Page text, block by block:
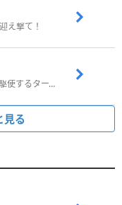
え撃て！
武器の『アビリティ』と『戦神』を駆使するターン制コマンドバトルRPG！
見る